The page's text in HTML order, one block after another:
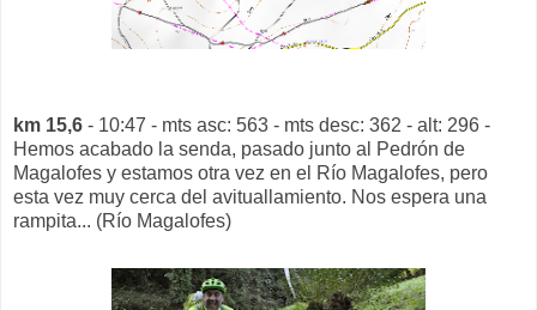
km 15,6 - 10:47 - mts asc: 563 - mts desc: 362 - alt: 296 -
Hemos acabado la senda, pasado junto al Pedrón de
Magalofes y estamos otra vez en el Río Magalofes, pero
esta vez muy cerca del avituallamiento. Nos espera una
rampita... (Río Magalofes)